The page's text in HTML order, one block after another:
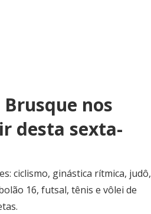
nos
desta sexta-
ciclismo, ginástica rítmica, judô,
16, futsal, tênis e vôlei de